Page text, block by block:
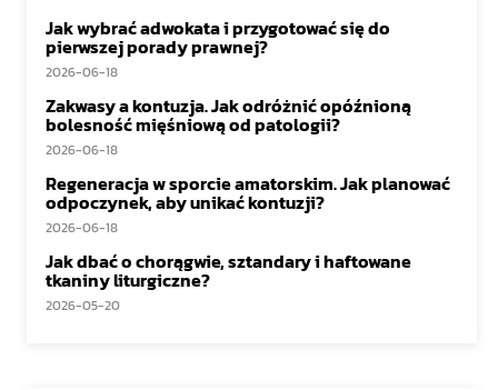
Jak wybrać adwokata i przygotować się do
pierwszej porady prawnej?
2026-06-18
Zakwasy a kontuzja. Jak odróżnić opóźnioną
bolesność mięśniową od patologii?
2026-06-18
Regeneracja w sporcie amatorskim. Jak planować
odpoczynek, aby unikać kontuzji?
2026-06-18
Jak dbać o chorągwie, sztandary i haftowane
tkaniny liturgiczne?
2026-05-20